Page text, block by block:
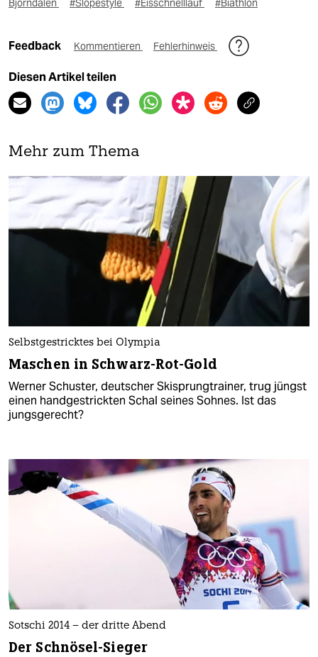
Björndalen
#Slopestyle #Eisschnelllauf #Biathlon
Feedback Kommentieren Fehlerhinweis
Diesen Artikel teilen
Mehr zum Thema
Selbstgestricktes bei Olympia
Maschen in Schwarz-Rot-Gold
Werner Schuster, deutscher Skisprungtrainer, trug jüngst
einen handgestrickten Schal seines Sohnes. Ist das
jungsgerecht?
Sotschi 2014 – der dritte Abend
Der Schnösel-Sieger